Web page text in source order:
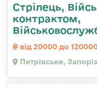
Стрілець,
контрактом,
від 20000 до
Петрівське,